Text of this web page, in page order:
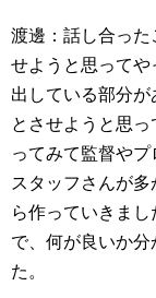
渡邊：話し合っ
せようと思って
出している部分
とさせようと思
ってみて監督や
スタッフさんが
ら作っていきま
で、何が良いか
た。